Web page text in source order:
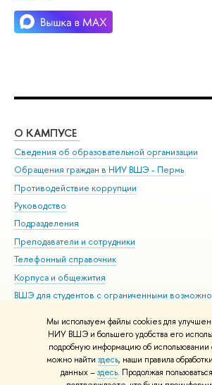
Мы используем файлы cookies для
НИУ ВШЭ и большего удобства его
подробную информацию об использовании
можно найти здесь, наши правила
данных –здесь. Продолжая
О КАМПУСЕ
Сведения об образовательной организации
Обращения граждан в НИУ ВШЭ - Пермь
Противодействие коррупции
Руководство
Подразделения
Преподаватели и сотрудники
Телефонный справочник
Корпуса и общежития
ВШЭ для студентов с ограниченными
Единая платежная страница